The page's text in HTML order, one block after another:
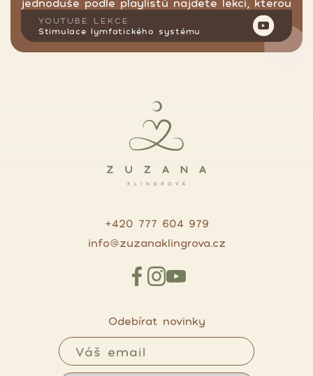
jednoduše podle playlistů najdete lekci, kterou
hledáte.
YOUTUBE LEKCE
Stimulace lymfatického systému
+420 777 604 979
info@zuzanaklingrova.cz
Odebírat novinky